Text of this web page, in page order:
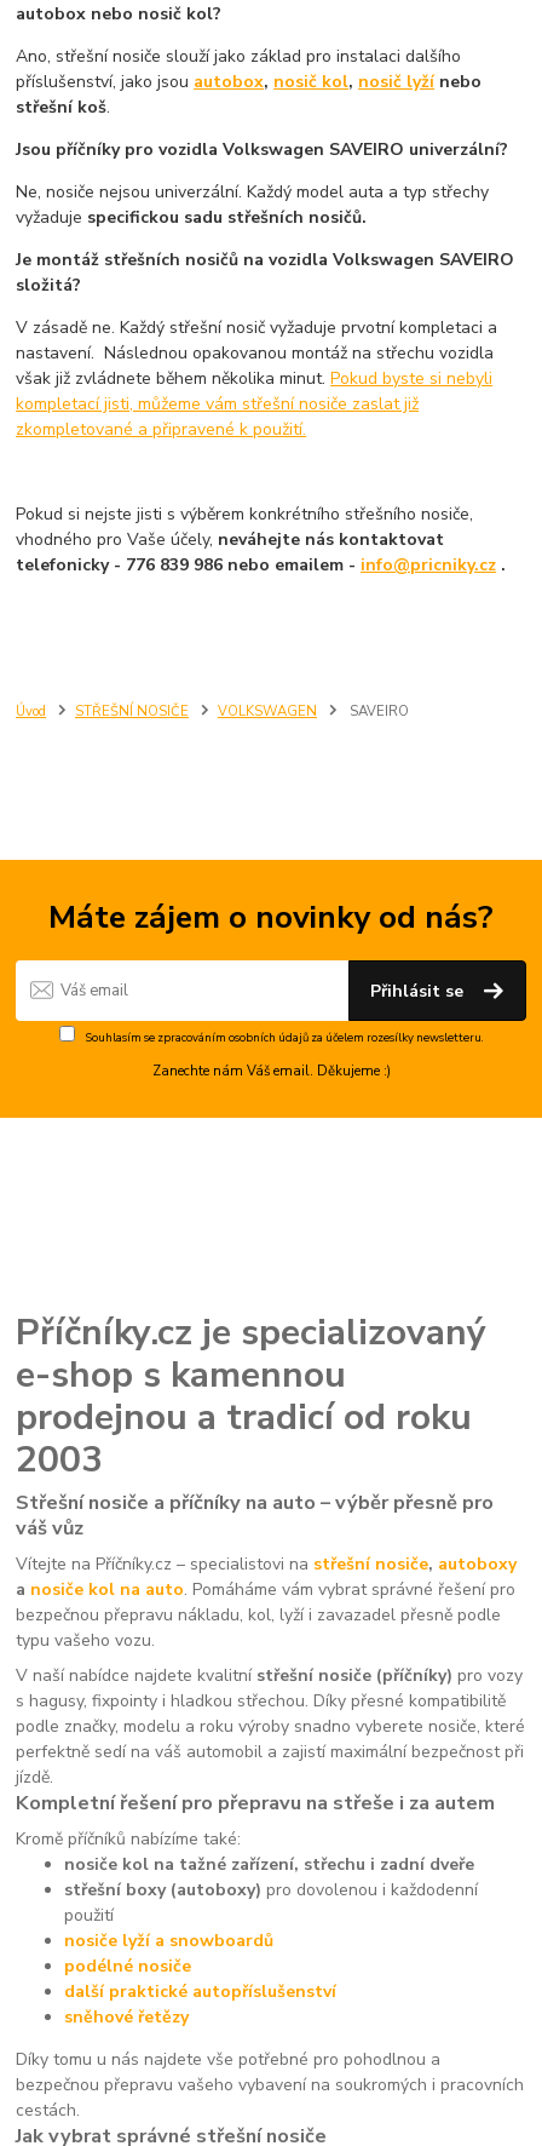
Úvod STŘEŠNÍ NOSIČE VOLKSWAGEN SAVEIRO
autobox nebo nosič kol?
Ano, střešní nosiče slouží jako základ pro instalaci dalšího
příslušenství, jako jsou autobox, nosič kol, nosič lyžínebo
střešní koš.
Jsou příčníky pro vozidla Volkswagen SAVEIRO univerzální?
Ne, nosiče nejsou univerzální. Každý model auta a typ střechy
vyžaduje specifickou sadu střešních nosičů.
Je montáž střešních nosičů na vozidla Volkswagen SAVEIRO
složitá?
V zásadě ne. Každý střešní nosič vyžaduje prvotní kompletaci a
nastavení. Následnou opakovanou montáž na střechu vozidla
však již zvládnete během několika minut.Pokud byste si nebyli
kompletací jisti, můžeme vám střešní nosiče zaslat již
zkompletované a připravené k použití.
Pokud si nejste jisti s výběrem konkrétního střešního nosiče,
vhodného pro Vaše účely, neváhejte nás kontaktovat
telefonicky - 776 839 986 nebo emailem - info@pricniky.cz .
Máte zájem o novinky od nás?
Přihlásit se
Souhlasím se zpracováním osobních údajůza účelem rozesílky newsletteru.
Zanechte nám Váš email. Děkujeme :)
Příčníky.cz je specializovaný
e-shop s kamennou
prodejnou a tradicí od roku
2003
Střešní nosiče a příčníky na auto – výběr přesně pro
váš vůz
Vítejte na Příčníky.cz – specialistovi na střešní nosiče, autoboxy
a nosiče kol na auto. Pomáháme vám vybrat správné řešení pro
bezpečnou přepravu nákladu, kol, lyží i zavazadel přesně podle
typu vašeho vozu.
V naší nabídce najdete kvalitní střešní nosiče (příčníky) pro vozy
s hagusy, fixpointy i hladkou střechou. Díky přesné kompatibilitě
podle značky, modelu a roku výroby snadno vyberete nosiče, které
perfektně sedí na váš automobil a zajistí maximální bezpečnost při
jízdě.
Kompletní řešení pro přepravu na střeše i za autem
Kromě příčníků nabízíme také:
nosiče kol na tažné zařízení, střechu i zadní dveře
střešní boxy (autoboxy) pro dovolenou i každodenní
použití
nosiče lyží a snowboardů
podélné nosiče
další praktické autopříslušenství
sněhové řetězy
Díky tomu u nás najdete vše potřebné pro pohodlnou a
bezpečnou přepravu vašeho vybavení na soukromých i pracovních
cestách.
Jak vybrat správné střešní nosiče